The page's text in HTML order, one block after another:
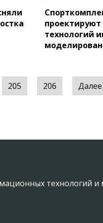
технологий
205 206 Далее
технологий